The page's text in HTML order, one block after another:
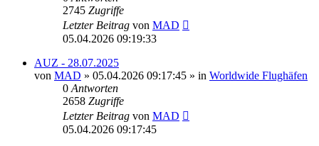
2745 Zugriffe
Letzter Beitrag von MAD
05.04.2026 09:19:33
AUZ - 28.07.2025
von MAD » 05.04.2026 09:17:45 » in Worldwide Flughäfen
0 Antworten
2658 Zugriffe
Letzter Beitrag von MAD
05.04.2026 09:17:45